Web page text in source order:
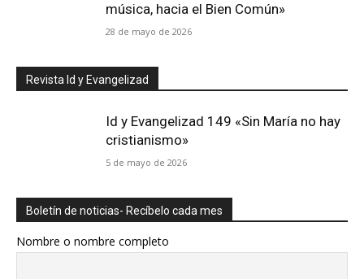
música, hacia el Bien Común»
28 de mayo de 2026
Revista Id y Evangelizad
Id y Evangelizad 149 «Sin María no hay
cristianismo»
5 de mayo de 2026
Boletín de noticias- Recíbelo cada mes
Nombre o nombre completo